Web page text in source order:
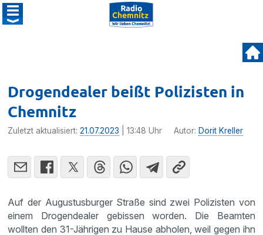
Drogendealer beißt Polizisten in
Chemnitz
Zuletzt aktualisiert:21.07.2023 | 13:48 Uhr Autor: Dorit Kreller
Auf der Augustusburger Straße sind zwei Polizisten von
einem Drogendealer gebissen worden. Die Beamten
wollten den 31-Jährigen zu Hause abholen, weil gegen ihn